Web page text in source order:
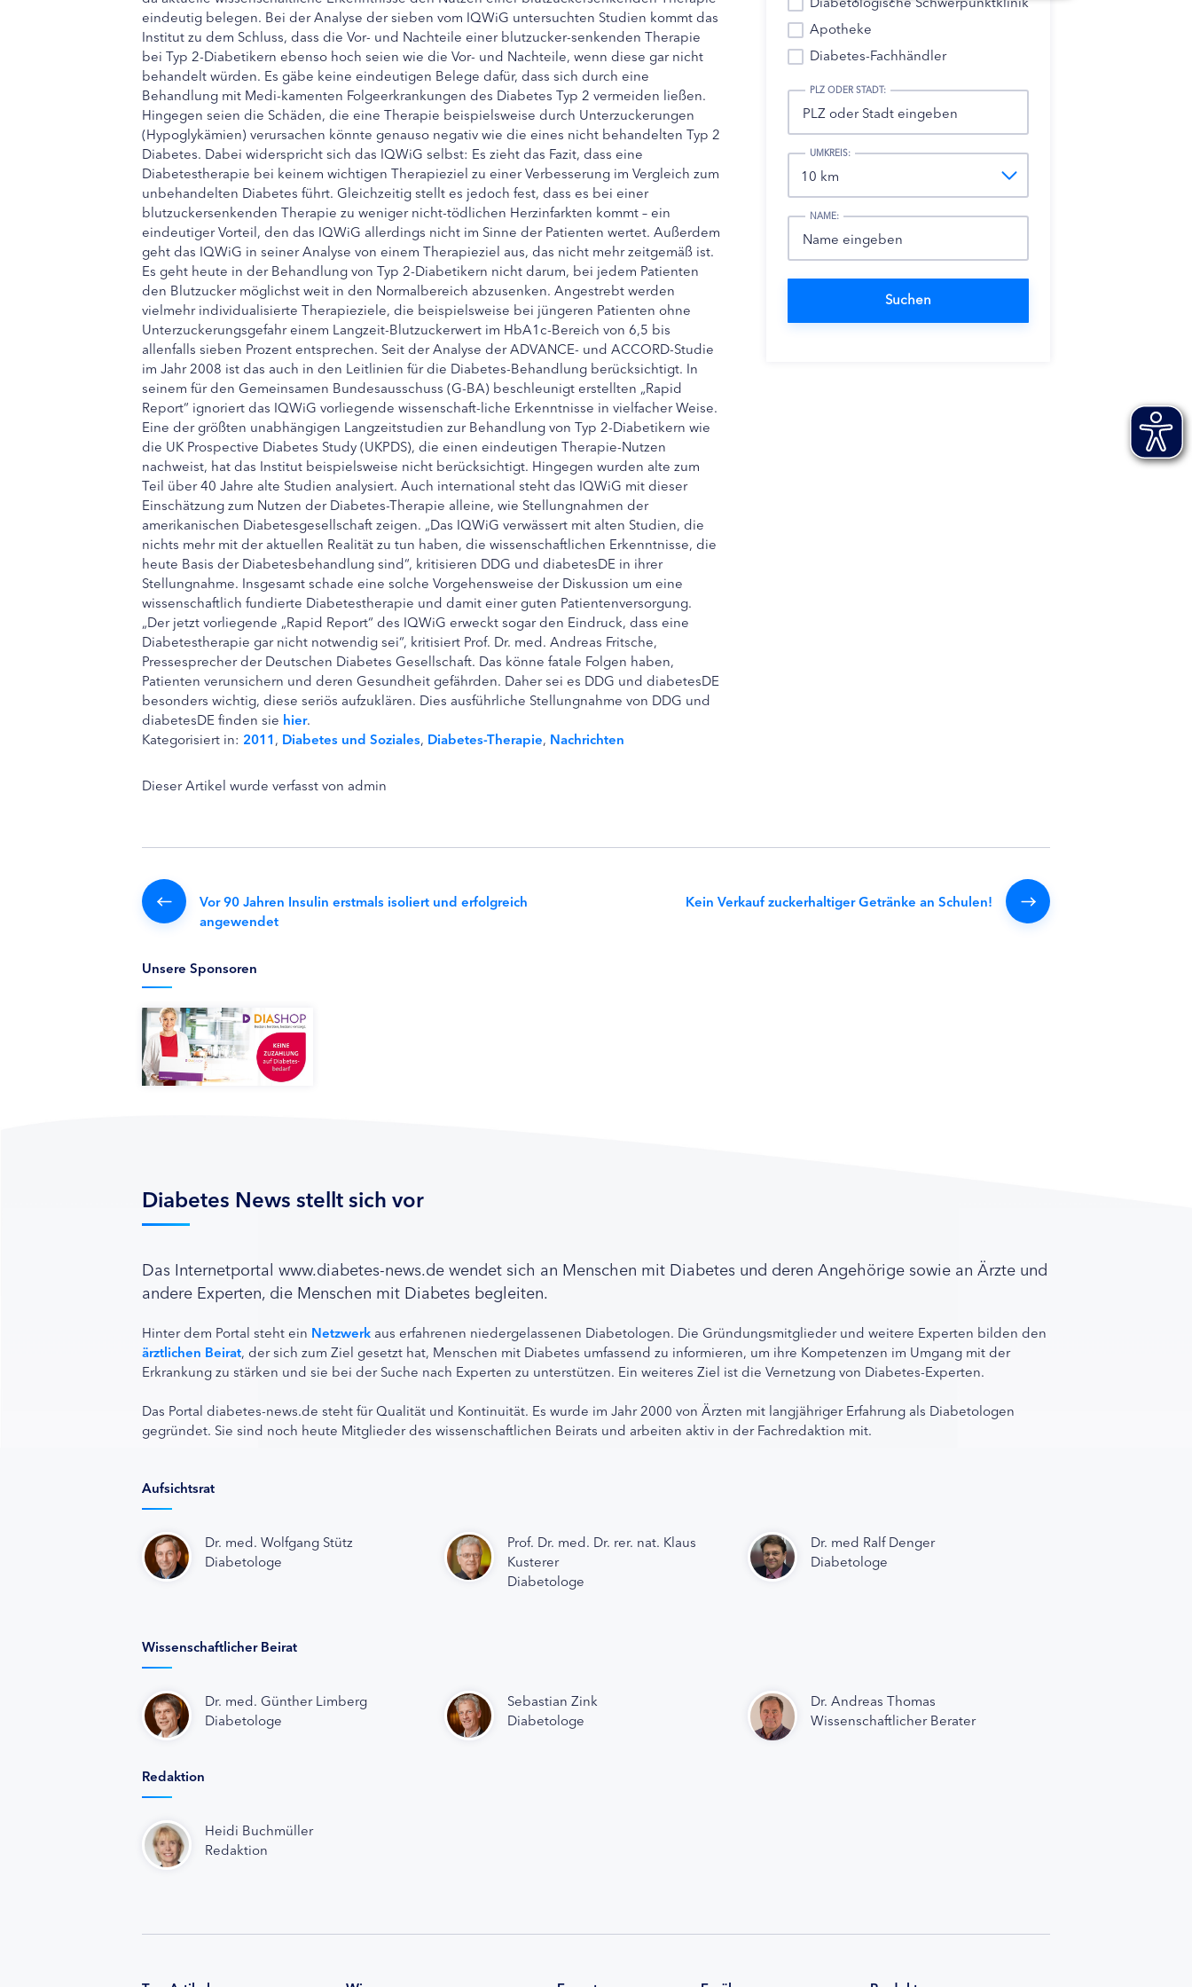
eindeutig belegen. Bei der Analyse der sieben vom IQWiG untersuchten Studien kommt das
Institut zu dem Schluss, dass die Vor- und Nachteile einer blutzucker-senkenden Therapie
bei Typ 2-Diabetikern ebenso hoch seien wie die Vor- und Nachteile, wenn diese gar nicht
behandelt würden. Es gäbe keine eindeutigen Belege dafür, dass sich durch eine
Behandlung mit Medi-kamenten Folgeerkrankungen des Diabetes Typ 2 vermeiden ließen.
Hingegen seien die Schäden, die eine Therapie beispielsweise durch Unterzuckerungen
(Hypoglykämien) verursachen könnte genauso negativ wie die eines nicht behandelten Typ 2
Diabetes. Dabei widerspricht sich das IQWiG selbst: Es zieht das Fazit, dass eine
Diabetestherapie bei keinem wichtigen Therapieziel zu einer Verbesserung im Vergleich zum
unbehandelten Diabetes führt. Gleichzeitig stellt es jedoch fest, dass es bei einer
blutzuckersenkenden Therapie zu weniger nicht-tödlichen Herzinfarkten kommt – ein
eindeutiger Vorteil, den das IQWiG allerdings nicht im Sinne der Patienten wertet. Außerdem
geht das IQWiG in seiner Analyse von einem Therapieziel aus, das nicht mehr zeitgemäß ist.
Es geht heute in der Behandlung von Typ 2-Diabetikern nicht darum, bei jedem Patienten
den Blutzucker möglichst weit in den Normalbereich abzusenken. Angestrebt werden
vielmehr individualisierte Therapieziele, die beispielsweise bei jüngeren Patienten ohne
Unterzuckerungsgefahr einem Langzeit-Blutzuckerwert im HbA1c-Bereich von 6,5 bis
allenfalls sieben Prozent entsprechen. Seit der Analyse der ADVANCE- und ACCORD-Studie
im Jahr 2008 ist das auch in den Leitlinien für die Diabetes-Behandlung berücksichtigt. In
seinem für den Gemeinsamen Bundesausschuss (G-BA) beschleunigt erstellten „Rapid
Report“ ignoriert das IQWiG vorliegende wissenschaft-liche Erkenntnisse in vielfacher Weise.
Eine der größten unabhängigen Langzeitstudien zur Behandlung von Typ 2-Diabetikern wie
die UK Prospective Diabetes Study (UKPDS), die einen eindeutigen Therapie-Nutzen
nachweist, hat das Institut beispielsweise nicht berücksichtigt. Hingegen wurden alte zum
Teil über 40 Jahre alte Studien analysiert. Auch international steht das IQWiG mit dieser
Einschätzung zum Nutzen der Diabetes-Therapie alleine, wie Stellungnahmen der
amerikanischen Diabetesgesellschaft zeigen. „Das IQWiG verwässert mit alten Studien, die
nichts mehr mit der aktuellen Realität zu tun haben, die wissenschaftlichen Erkenntnisse, die
heute Basis der Diabetesbehandlung sind“, kritisieren DDG und diabetesDE in ihrer
Stellungnahme. Insgesamt schade eine solche Vorgehensweise der Diskussion um eine
wissenschaftlich fundierte Diabetestherapie und damit einer guten Patientenversorgung.
„Der jetzt vorliegende „Rapid Report“ des IQWiG erweckt sogar den Eindruck, dass eine
Diabetestherapie gar nicht notwendig sei“, kritisiert Prof. Dr. med. Andreas Fritsche,
Pressesprecher der Deutschen Diabetes Gesellschaft. Das könne fatale Folgen haben,
Patienten verunsichern und deren Gesundheit gefährden. Daher sei es DDG und diabetesDE
besonders wichtig, diese seriös aufzuklären. Dies ausführliche Stellungnahme von DDG und
diabetesDE finden sie hier.
Kategorisiert in: 2011, Diabetes und Soziales, Diabetes-Therapie, Nachrichten
Dieser Artikel wurde verfasst von admin
Vor 90 Jahren Insulin erstmals isoliert und erfolgreich
angewendet
Kein Verkauf zuckerhaltiger Getränke an Schulen!
Apotheke
Diabetes-Fachhändler
PLZ ODER STADT:
UMKREIS:
NAME:
Unsere Sponsoren
Diabetes News stellt sich vor
Das Internetportal www.diabetes-news.de wendet sich an Menschen mit Diabetes und deren Angehörige sowie an Ärzte und
andere Experten, die Menschen mit Diabetes begleiten.
Hinter dem Portal steht ein Netzwerk aus erfahrenen niedergelassenen Diabetologen. Die Gründungsmitglieder und weitere Experten bilden den
ärztlichen Beirat, der sich zum Ziel gesetzt hat, Menschen mit Diabetes umfassend zu informieren, um ihre Kompetenzen im Umgang mit der
Erkrankung zu stärken und sie bei der Suche nach Experten zu unterstützen. Ein weiteres Ziel ist die Vernetzung von Diabetes-Experten.
Das Portal diabetes-news.de steht für Qualität und Kontinuität. Es wurde im Jahr 2000 von Ärzten mit langjähriger Erfahrung als Diabetologen
gegründet. Sie sind noch heute Mitglieder des wissenschaftlichen Beirats und arbeiten aktiv in der Fachredaktion mit.
Aufsichtsrat
Dr. med. Wolfgang Stütz
Diabetologe
Prof. Dr. med. Dr. rer. nat. Klaus
Kusterer
Diabetologe
Dr. med Ralf Denger
Diabetologe
Wissenschaftlicher Beirat
Dr. med. Günther Limberg
Diabetologe
Sebastian Zink
Diabetologe
Dr. Andreas Thomas
Wissenschaftlicher Berater
Redaktion
Heidi Buchmüller
Redaktion